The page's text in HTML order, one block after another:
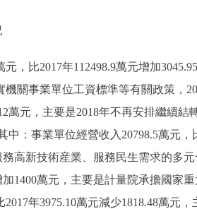
比2017年112498.9萬元增加
機關事業單位工資標準等有關政策，
萬元，主要是2018年不再安排繼續
中：事業單位經營收入20798.5萬元
高新技術産業、服務民生需求的多
加1400萬元，主要是計量院承擔國
年3975.10萬元減少1818.48萬元